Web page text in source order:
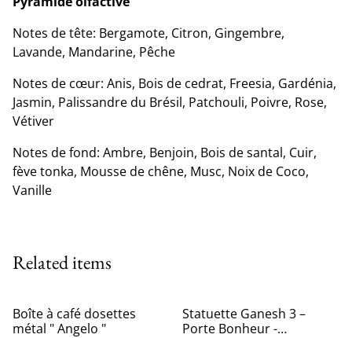
Notes de tête: Bergamote, Citron, Gingembre,
Lavande, Mandarine, Pêche
Notes de cœur: Anis, Bois de cedrat, Freesia, Gardénia,
Jasmin, Palissandre du Brésil, Patchouli, Poivre, Rose,
Vétiver
Notes de fond: Ambre, Benjoin, Bois de santal, Cuir,
fève tonka, Mousse de chêne, Musc, Noix de Coco,
Vanille
Related items
Boîte à café dosettes
métal " Angelo "
Statuette Ganesh 3 –
Porte Bonheur -